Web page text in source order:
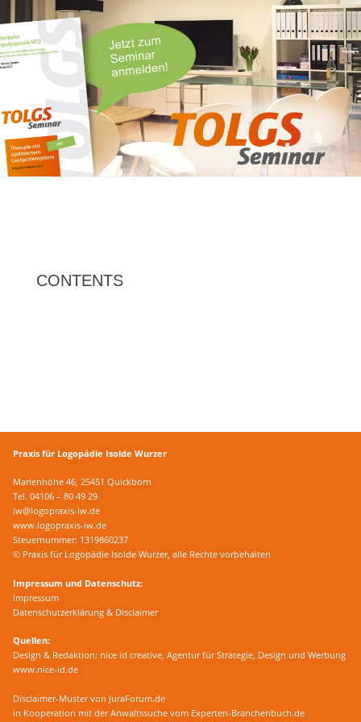
CONTENTS
Praxis für Logopädie Isolde Wurzer
Marienhöhe 46, 25451 Quickborn
Tel. 04106 – 80 49 29
iw@logopraxis-iw.de
www.logopraxis-iw.de
Steuernummer: 1319860237
© Praxis für Logopädie Isolde Wurzer, alle Rechte vorbehalten
Impressum und Datenschutz:
Impressum
Datenschutzerklärung & Disclaimer
Quellen:
Design & Redaktion: nice id creative, Agentur für Strategie, Design und Werbung
www.nice-id.de
Disclaimer-Muster von JuraForum.de
in Kooperation mit der Anwaltssuche vom Experten-Branchenbuch.de